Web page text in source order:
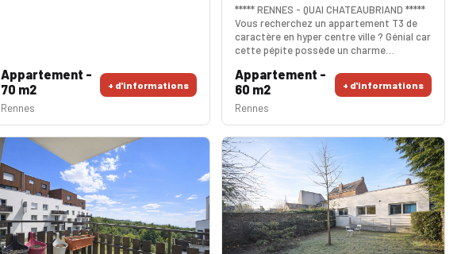
Appartement -
70 m2
+ d'informations
Rennes
***** RENNES - QUAI CHATEAUBRIAND *****
Vous recherchez un appartement T3 de
caractère en hyper centre ville ? Génial car
cette pépite possède un charme
privilégié. Actuellement aménagé en
bureau, il vous sera très aisé de le
reconfigurer dans son utilisation d'origine
pondérée 60m².
Appartement -
60 m2
+ d'informations
Rennes